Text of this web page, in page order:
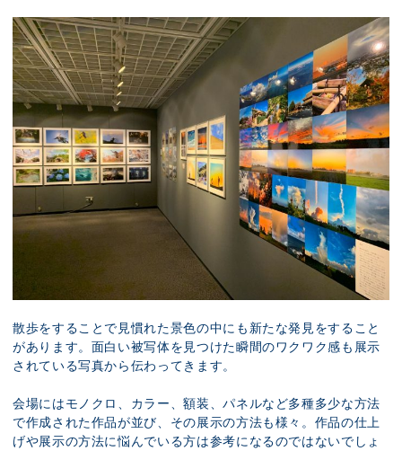
散歩をすることで見慣れた景色の中にも新たな発見をすること
があります。面白い被写体を見つけた瞬間のワクワク感も展示
されている写真から伝わってきます。
会場にはモノクロ、カラー、額装、パネルなど多種多少な方法
で作成された作品が並び、その展示の方法も様々。作品の仕上
げや展示の方法に悩んでいる方は参考になるのではないでしょ